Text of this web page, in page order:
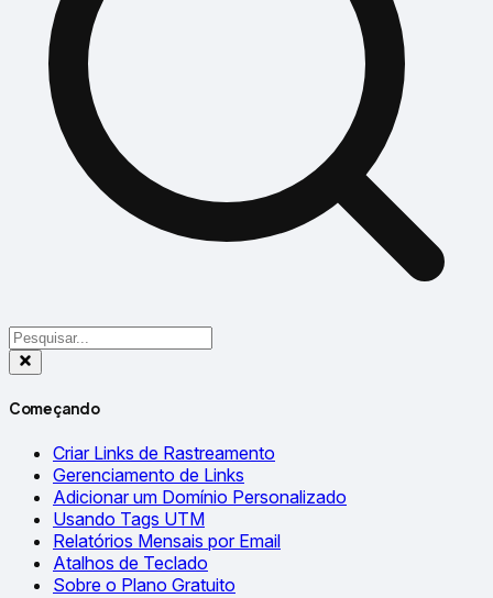
Começando
Criar Links de Rastreamento
Gerenciamento de Links
Adicionar um Domínio Personalizado
Usando Tags UTM
Relatórios Mensais por Email
Atalhos de Teclado
Sobre o Plano Gratuito